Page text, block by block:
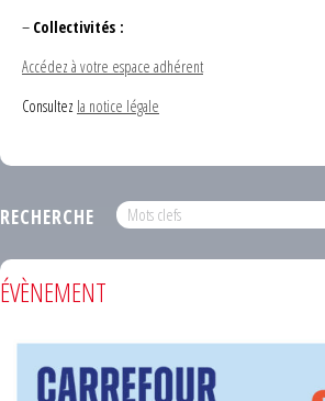
– Collectivités :
Accédez à votre espace adhérent
Consultez la notice légale
RECHERCHE
ÉVÈNEMENT